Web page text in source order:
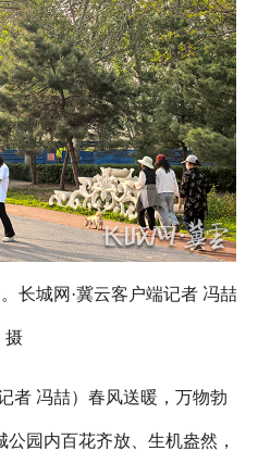
城网·冀云客户端记者 冯喆
摄
冯喆）春风送暖，万物勃
园内百花齐放、生机盎然，